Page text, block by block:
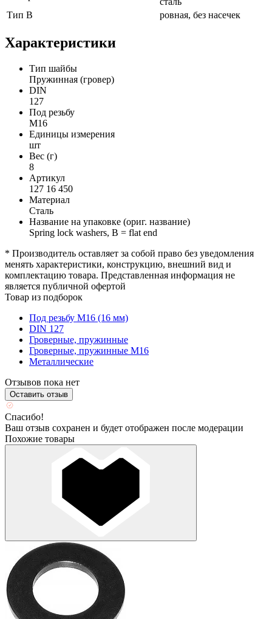
Тип B
ровная, без насечек
Характеристики
Тип шайбы
Пружинная (гровер)
DIN
127
Под резьбу
М16
Единицы измерения
шт
Вес (г)
8
Артикул
127 16 450
Материал
Сталь
Название на упаковке (ориг. название)
Spring lock washers, B = flat end
* Производитель оставляет за собой право без уведомления
менять характеристики, конструкцию, внешний вид и
комплектацию товара. Представленная информация не
является публичной офертой
Товар из подборок
Под резьбу М16 (16 мм)
DIN 127
Гроверные, пружинные
Гроверные, пружинные М16
Металлические
Отзывов пока нет
Оставить отзыв
Спасибо!
Ваш отзыв сохранен и будет отображен после модерации
Похожие товары